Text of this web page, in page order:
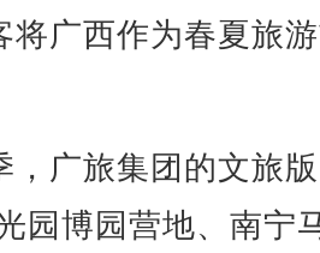
将广西作为春夏旅
广旅集团的文旅
园博园营地、南宁